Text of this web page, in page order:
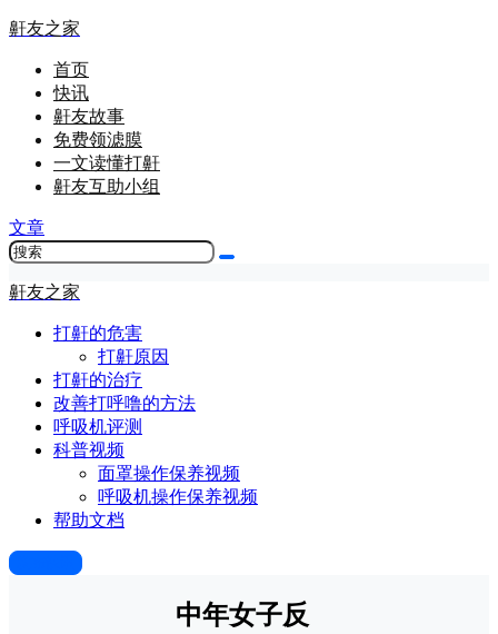
鼾友之家
首页
快讯
鼾友故事
免费领滤膜
一文读懂打鼾
鼾友互助小组
文章
鼾友之家
打鼾的危害
打鼾原因
打鼾的治疗
改善打呼噜的方法
呼吸机评测
科普视频
面罩操作保养视频
呼吸机操作保养视频
帮助文档
中年女子反